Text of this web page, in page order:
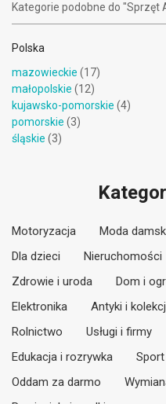
Kategorie podobne do "Sprzęt
Polska
mazowieckie (17)
małopolskie (12)
kujawsko-pomorskie (4)
pomorskie (3)
śląskie (3)
Motoryzacja Moda
Dla dzieci
Nieruchomości
Zdrowie i uroda
Dom i
Elektronika
Antyki i
Rolnictwo
Usługi i firmy
Edukacja i rozrywka
Oddam za darmo